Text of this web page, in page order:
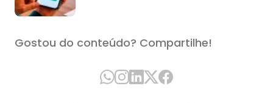
Gostou do conteúdo? Compartilhe!